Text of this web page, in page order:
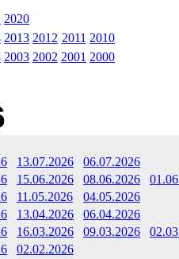
2020
2013 2012 2011 2010
2003 2002 2001 2000
13.07.2026
06.07.2026
15.06.2026 08.06.2026
11.05.2026
04.05.2026
13.04.2026
06.04.2026
16.03.2026 09.03.2026
02.02.2026